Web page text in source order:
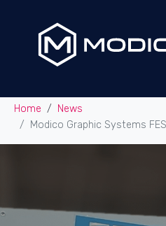
Modico
Systems
Home
News
Modico Graphic Systems